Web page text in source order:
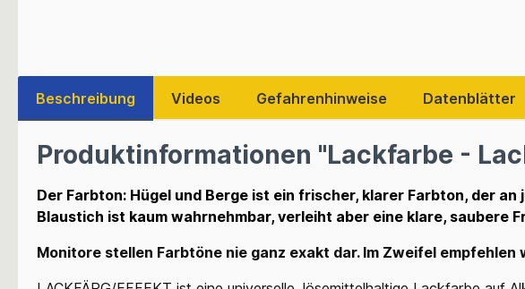
Beschreibung Videos Gefahrenhinweise Datenblätter
Produktinformationen "Lackfarbe -
Der Farbton: Hügel und Berge ist ein frischer, klarer Farbton, der
Blaustich ist kaum wahrnehmbar, verleiht aber eine klare, saubere
Monitore stellen Farbtöne nie ganz exakt dar. Im Zweifel empfehlen